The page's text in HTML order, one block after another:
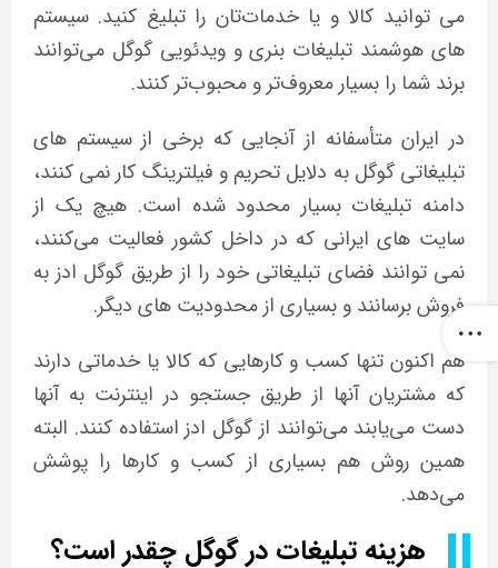
می توانید کالا و یا خدمات‌تان را تبلیغ کنید. سیستم
های هوشمند تبلیغات بنری و ویدئویی گوگل می‌توانند
برند شما را بسیار معروف‌تر و محبوب‌تر کنند.
در ایران متأسفانه از آنجایی که برخی از سیستم های
تبلیغاتی گوگل به دلایل تحریم و فیلترینگ کار نمی کنند،
دامنه تبلیغات بسیار محدود شده است. هیچ یک از
سایت های ایرانی که در داخل کشور فعالیت می‌کنند،
نمی توانند فضای تبلیغاتی خود را از طریق گوگل ادز به
فروش برسانند و بسیاری از محدودیت های دیگر.
هم اکنون تنها کسب و کارهایی که کالا یا خدماتی دارند
که مشتریان آنها از طریق جستجو در اینترنت به آنها
دست می‌یابند می‌توانند از گوگل ادز استفاده کنند. البته
همین روش هم بسیاری از کسب و کارها را پوشش
می‌دهد.
هزینه تبلیغات در گوگل چقدر است؟